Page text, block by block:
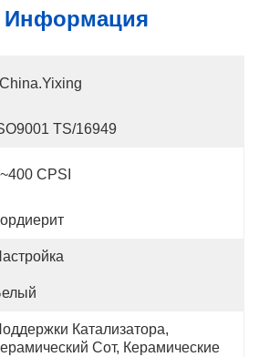
Информация
China.Yixing
TS/16949
CPSI
Катализатора,
Сот, Керамические